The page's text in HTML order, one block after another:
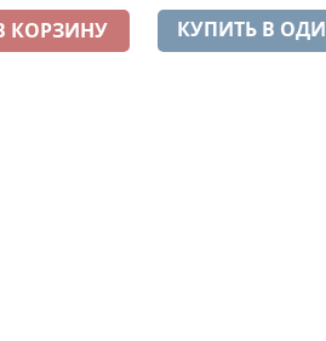
КОРЗИНУ КУПИТЬ В